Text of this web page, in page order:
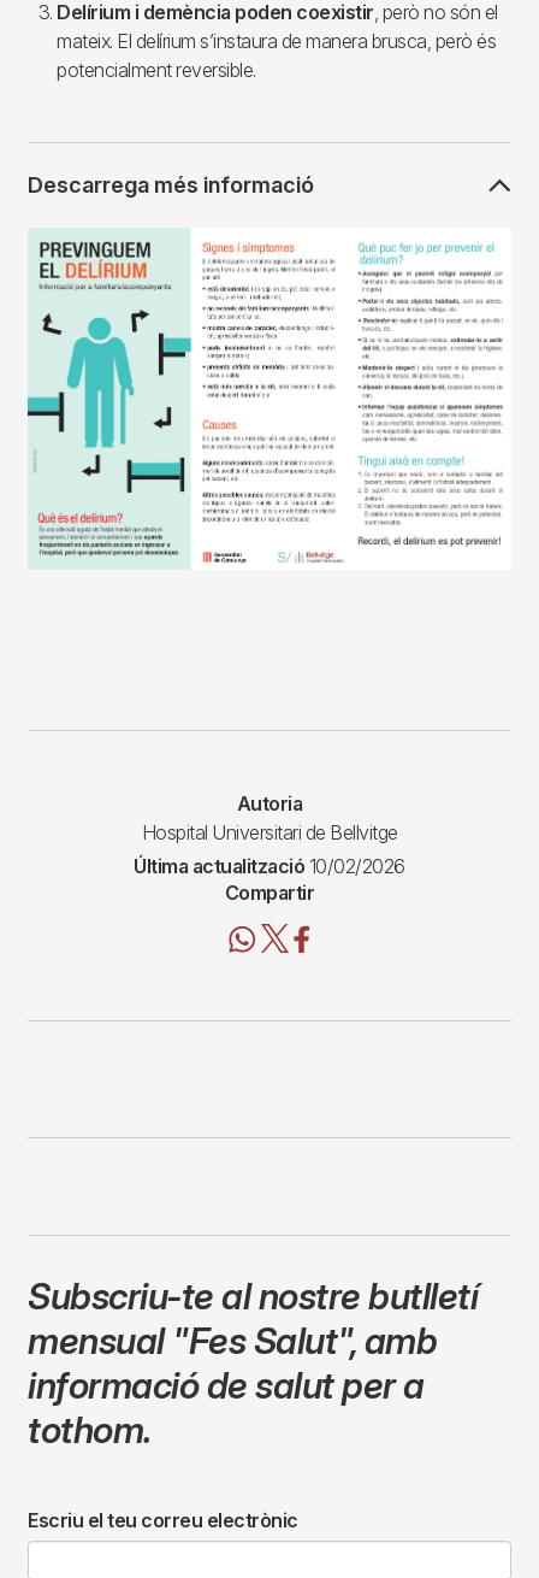
Delírium i demència poden coexistir , però no són el
mateix. El delírium s’instaura de manera brusca, però és
potencialment reversible.
Descarrega més informació
Imagen
Autoria
Hospital Universitari de Bellvitge
Última actualització 10/02/2026
Compartir
Subscriu-te al nostre butlletí
mensual "Fes Salut",amb
informació de salut per a
tothom.
Escriu el teu correu electrònic